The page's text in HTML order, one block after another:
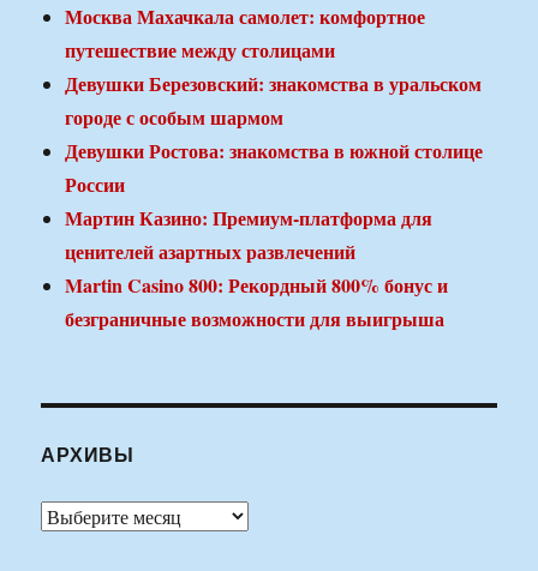
Москва Махачкала самолет: комфортное
путешествие между столицами
Девушки Березовский: знакомства в уральском
городе с особым шармом
Девушки Ростова: знакомства в южной столице
России
Мартин Казино: Премиум-платформа для
ценителей азартных развлечений
Martin Casino 800: Рекордный 800% бонус и
безграничные возможности для выигрыша
АРХИВЫ
Архивы